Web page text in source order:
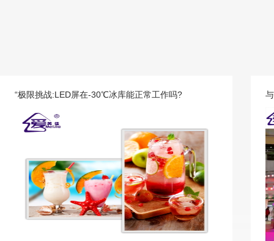
“极限挑战:LED屏在-30℃冰库能正常工作吗?